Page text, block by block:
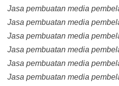
Jasa pembuatan media
Jasa pembuatan media
Jasa pembuatan media
Jasa pembuatan media
Jasa pembuatan media
Jasa pembuatan media